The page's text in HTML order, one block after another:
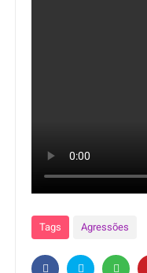
Tags Agressões